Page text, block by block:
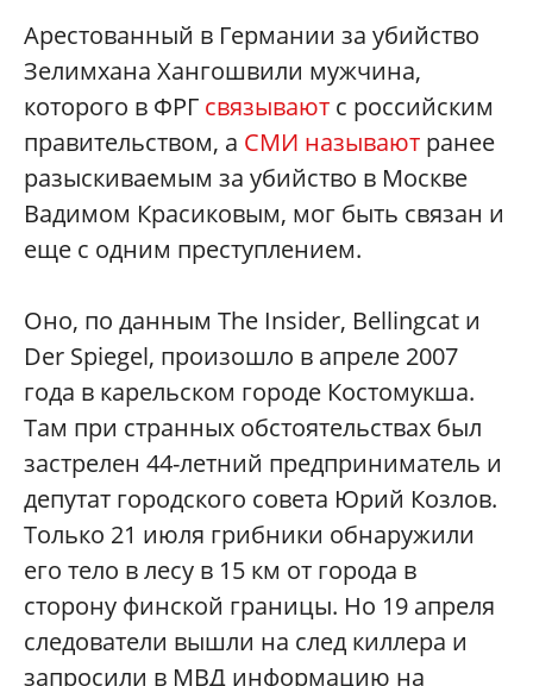
Арестованный в Германии за убийство
Зелимхана Хангошвили мужчина,
которого в ФРГ связывают с российским
правительством, а СМИ называют ранее
разыскиваемым за убийство в Москве
Вадимом Красиковым, мог быть связан и
еще с одним преступлением.
Оно, по данным The Insider, Bellingcat и
Der Spiegel, произошло в апреле 2007
года в карельском городе Костомукша.
Там при странных обстоятельствах был
застрелен 44-летний предприниматель и
депутат городского совета Юрий Козлов.
Только 21 июля грибники обнаружили
его тело в лесу в 15 км от города в
сторону финской границы. Но 19 апреля
следователи вышли на след киллера и
запросили в МВД информацию на